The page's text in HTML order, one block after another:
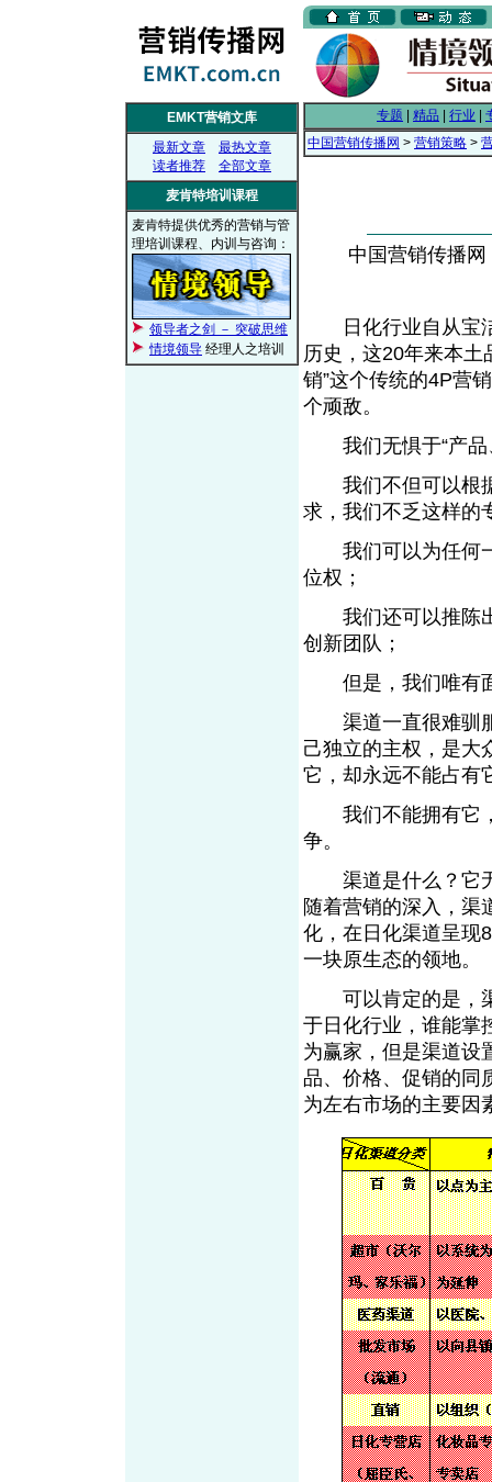
EMKT营销文库
最新文章
最热文章
读者推荐
全部文章
麦肯特培训课程
麦肯特提供优秀的营销与管
理培训课程、内训与咨询：
领导者之剑 － 突破思维
情境领导 经理人之培训
专题 精品 行业
中国营销传播网 > 营销策略 >
中国营销传播
日化行业自从宝洁
历史，这20年来本土
销”这个传统的4P营
个顽敌。
我们无惧于“产品
我们不但可以根据
求，我们不乏这样
我们可以为任何一
位权；
我们还可以推陈出
创新团队；
但是，我们唯有
渠道一直很难驯服
己独立的主权，是大
它，却永远不能占
我们不能拥有它，
争。
渠道是什么？它无
随着营销的深入，渠
化，在日化渠道呈现
一块原生态的领地
可以肯定的是，渠
于日化行业，谁能掌
为赢家，但是渠道设
品、价格、促销的同
为左右市场的主要因